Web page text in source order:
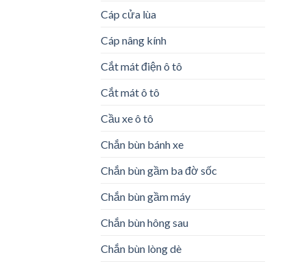
Cáp cửa lùa
Cáp nâng kính
Cắt mát điện ô tô
Cắt mát ô tô
Cầu xe ô tô
Chắn bùn bánh xe
Chắn bùn gầm ba đờ sốc
Chắn bùn gầm máy
Chắn bùn hông sau
Chắn bùn lòng dè